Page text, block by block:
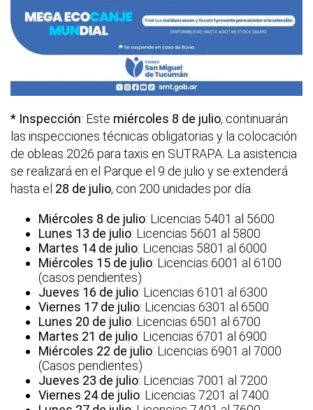
* Inspección: Este miércoles 8 de julio, continuarán
las inspecciones técnicas obligatorias y la colocación
de obleas 2026 para taxis en SUTRAPA. La asistencia
se realizará en el Parque el 9 de julio y se extenderá
hasta el 28 de julio, con 200 unidades por día.
Miércoles 8 de julio: Licencias 5401 al 5600
Lunes 13 de julio: Licencias 5601 al 5800
Martes 14 de julio: Licencias 5801 al 6000
Miércoles 15 de julio: Licencias 6001 al 6100
(casos pendientes)
Jueves 16 de julio: Licencias 6101 al 6300
Viernes 17 de julio: Licencias 6301 al 6500
Lunes 20 de julio: Licencias 6501 al 6700
Martes 21 de julio: Licencias 6701 al 6900
Miércoles 22 de julio: Licencias 6901 al 7000
(Casos pendientes)
Jueves 23 de julio: Licencias 7001 al 7200
Viernes 24 de julio: Licencias 7201 al 7400